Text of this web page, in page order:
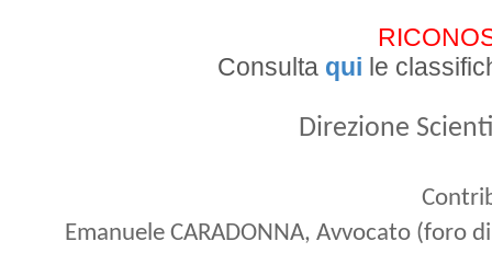
Consulta qui le
Direzione
Emanuele CARADONNA, Avvocato (foro